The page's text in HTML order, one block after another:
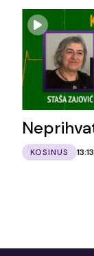
KOSINUS 13:13